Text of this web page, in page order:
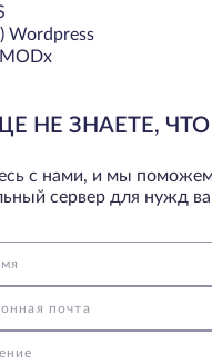
Wordpress
НЕ ЗНАЕТЕ,
с нами, и мы
сервер для нужд
почта